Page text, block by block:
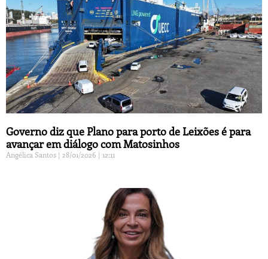
Governo diz que Plano para porto de Leixões é para
avançar em diálogo com Matosinhos
Angélica Santos 28/01/2026 12:11